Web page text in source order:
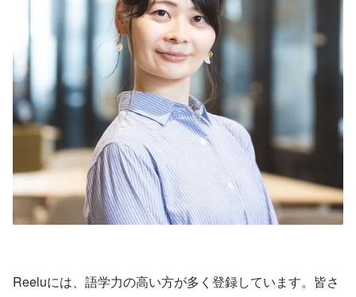
Reeluには、語学力の高い方が多く登録しています。皆さ